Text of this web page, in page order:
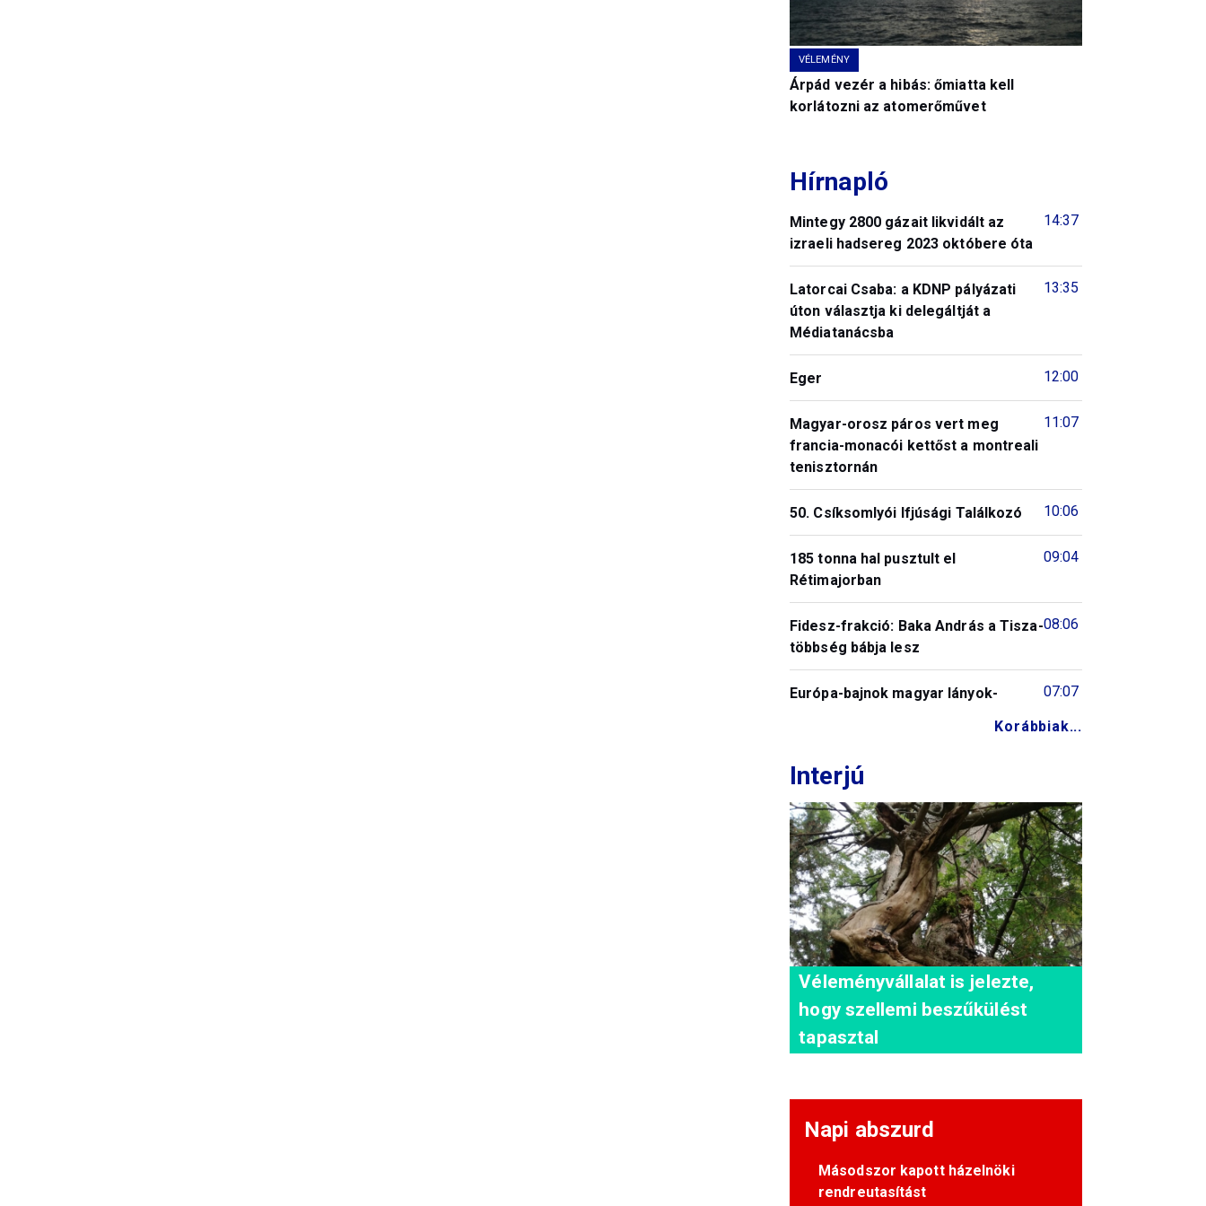
VÉLEMÉNY
Árpád vezér a hibás: őmiatta kell
korlátozni az atomerőművet
Hírnapló
14:37
Mintegy 2800 gázait likvidált az
izraeli hadsereg 2023 októbere óta
13:35
Latorcai Csaba: a KDNP pályázati
úton választja ki delegáltját a
Médiatanácsba
12:00
Eger
11:07
Magyar-orosz páros vert meg
francia-monacói kettőst a montreali
tenisztornán
10:06
50. Csíksomlyói Ifjúsági Találkozó
09:04
185 tonna hal pusztult el
Rétimajorban
08:06
Fidesz-frakció: Baka András a Tisza-
többség bábja lesz
07:07
Európa-bajnok magyar lányok-
Korábbiak...
Interjú
Véleményvállalat is jelezte,
hogy szellemi beszűkülést
tapasztal
Napi abszurd
Másodszor kapott házelnöki
rendreutasítást